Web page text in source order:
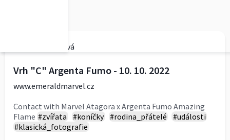
Tereza Křížová
Vrh "C" Argenta Fumo - 10. 10. 2022
www.emeraldmarvel.cz
Contact with Marvel Atagora x Argenta Fumo Amazing
Flame #zvířata #koníčky #rodina_přátelé
#události
#klasická_fotografie